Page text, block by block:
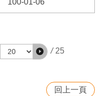
100-01-06
/ 25
回上一頁